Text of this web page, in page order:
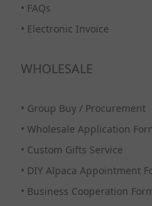
• FAQs
• Electronic Invoice
WHOLESALE
• Group Buy / Procurement
• Wholesale Application
• Custom Gifts Service
• DIY Alpaca Appointment
• Business Cooperation